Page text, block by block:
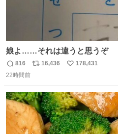
娘よ……それは違うと思うぞ
返
信
816
リ
ト
数
16,436
い
数
178,431
22時間前